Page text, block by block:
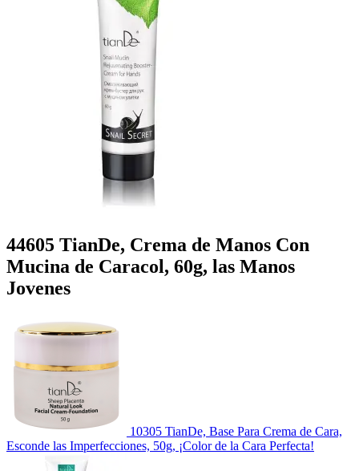
44605 TianDe, Crema de Manos Con
Mucina de Caracol, 60g, las Manos
Jovenes
10305 TianDe, Base Para Crema de Cara,
Esconde las Imperfecciones, 50g, ¡Color de la Cara Perfecta!